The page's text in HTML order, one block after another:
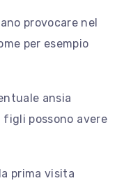
provocare nel
per esempio
ansia
figli possono avere
prima visita